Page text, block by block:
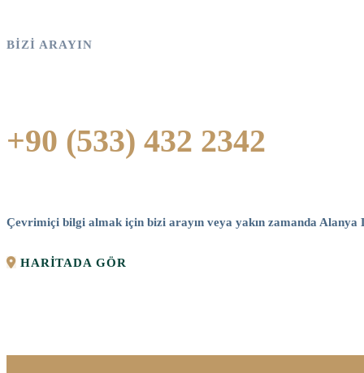
BIZI ARAYIN
+90 (533) 432 2342
Çevrimiçi bilgi almak için bizi arayın veya yakın zamanda Alanya
HARITADA GÖR